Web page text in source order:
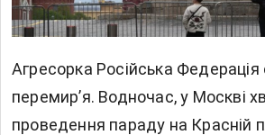
Агресорка Російська
перемир’я. Водночас, у Москві
проведення параду на Красній